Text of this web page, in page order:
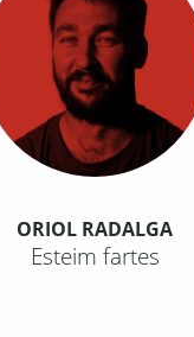
ORIOL RADALGA
Esteim fartes